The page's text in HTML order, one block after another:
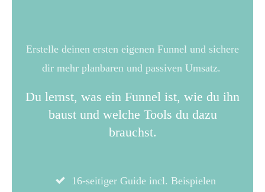
Erstelle deinen ersten eigenen Funnel und sichere
dir mehr planbaren und passiven Umsatz.
Du lernst, was ein Funnel ist, wie du ihn
baust und welche Tools du dazu
brauchst.
16-seitiger Guide incl. Beispielen